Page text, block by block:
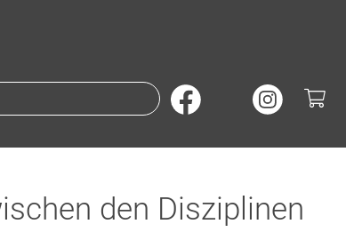
Suche nach Büchern oder
den Disziplinen